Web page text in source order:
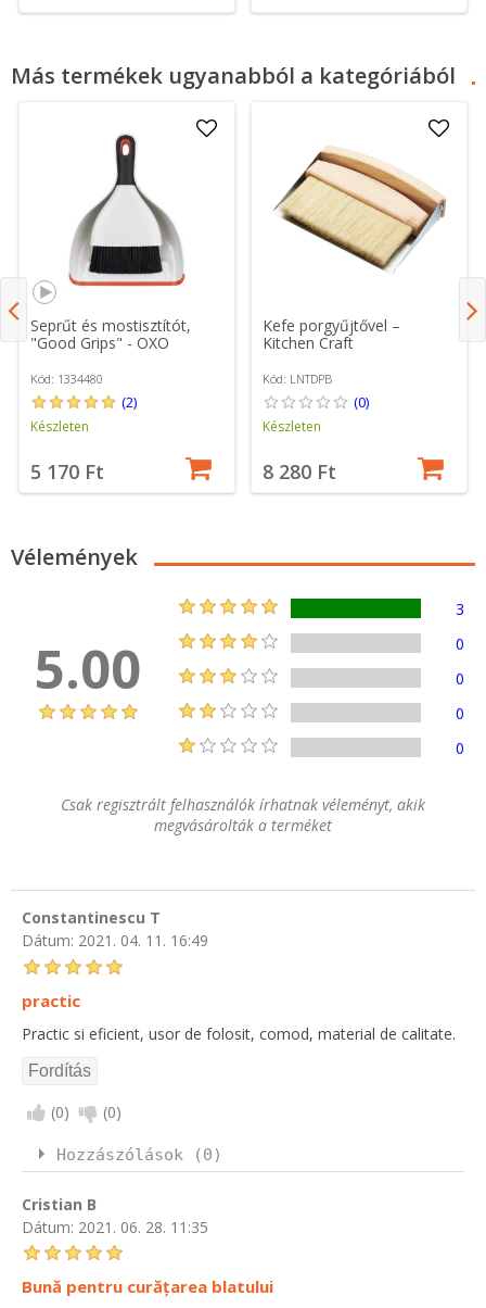
Más termékek ugyanabból a kategóriából
Seprűt és mostisztítót,
"Good Grips" - OXO
Kód: 1334480
(2)
Készleten
5 170 Ft
Kefe porgyűjtővel –
Kitchen Craft
Kód: LNTDPB
(0)
Készleten
8 280 Ft
Vélemények
5.00
3
0
0
0
0
Csak regisztrált felhasználók írhatnak véleményt, akik
megvásárolták a terméket
Constantinescu T
Dátum: 2021. 04. 11. 16:49
practic
Practic si eficient, usor de folosit, comod, material de calitate.
(0) (0)
Hozzászólások (0)
Cristian B
Dátum: 2021. 06. 28. 11:35
Bună pentru curățarea blatului